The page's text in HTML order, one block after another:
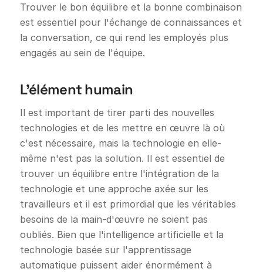
Trouver le bon équilibre et la bonne combinaison
est essentiel pour l'échange de connaissances et
la conversation, ce qui rend les employés plus
engagés au sein de l'équipe.
L'élément humain
Il est important de tirer parti des nouvelles
technologies et de les mettre en œuvre là où
c'est nécessaire, mais la technologie en elle-
même n'est pas la solution. Il est essentiel de
trouver un équilibre entre l'intégration de la
technologie et une approche axée sur les
travailleurs et il est primordial que les véritables
besoins de la main-d'œuvre ne soient pas
oubliés. Bien que l'intelligence artificielle et la
technologie basée sur l'apprentissage
automatique puissent aider énormément à